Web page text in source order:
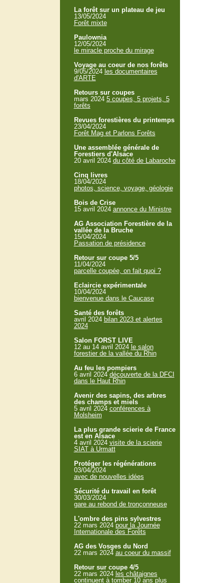
La forêt sur un plateau de jeu
13/05/2024
Forêt mixte
Paulownia
12/05/2024
le miracle proche du mirage
Voyage au coeur de nos forêts
9/05/2024 les documentaires
d'ARTE
Retours sur coupes
mars 2024 5 coupes, 5 projets, 5
forêts
Revues forestières du printemps
23/04/2024
Forêt Mag et Parlons Forêts
Une assemblée générale de
Forestiers d'Alsace
20 avril 2024 du côté de Labaroche
Cinq livres
18/04/2024
photos, science, voyage, géologie
Bois de Crise
15 avril 2024 annonce du Ministre
AG Association Forestière de la
vallée de la Bruche
15/04/2024
Passation de présidence
Retour sur coupe 5/5
11/04/2024
parcelle coupée, on fait quoi ?
Eclaircie expérimentale
10/04/2024
bienvenue dans le Caucase
Santé des forêts
avril 2024 bilan 2023 et alertes
2024
Salon FORST LIVE
12 au 14 avril 2024 le salon
forestier de la vallée du Rhin
Au feu les pompiers
6 avril 2024 découverte de la DFCI
dans le Haut Rhin
Avenir des sapins, des arbres
des champs et miels
5 avril 2024 conférences à
Molsheim
La plus grande scierie de France
est en Alsace
4 avril 2024 visite de la scierie
SIAT à Urmatt
Protéger les régénérations
03/04/2024
avec de nouvelles idées
Sécurité du travail en forêt
30/03/2024
gare au rebond de tronçonneuse
L'ombre des pins sylvestres
22 mars 2024 pour la Journée
Internationale des Forêts
AG des Vosges du Nord
22 mars 2024 au coeur du massif
Retour sur coupe 4/5
22 mars 2024 les châtaignes
continuent à tomber 10 ans plus